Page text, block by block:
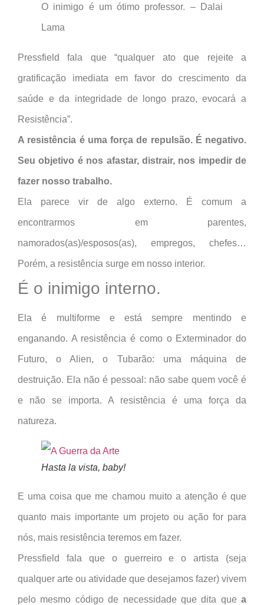
O inimigo é um ótimo professor. – Dalai
Lama
Pressfield fala que “qualquer ato que rejeite a
gratificação imediata em favor do crescimento da
saúde e da integridade de longo prazo, evocará a
Resistência”.
A resistência é uma força de repulsão. É negativo.
Seu objetivo é nos afastar, distrair, nos impedir de
fazer nosso trabalho.
Ela parece vir de algo externo. É comum a
encontrarmos em parentes,
namorados(as)/esposos(as), empregos, chefes…
Porém, a resistência surge em nosso interior.
É o inimigo interno.
Ela é multiforme e está sempre mentindo e
enganando. A resistência é como o Exterminador do
Futuro, o Alien, o Tubarão: uma máquina de
destruição. Ela não é pessoal: não sabe quem você é
e não se importa. A resistência é uma força da
natureza.
Hasta la vista, baby!
E uma coisa que me chamou muito a atenção é que
quanto mais importante um projeto ou ação for para
nós, mais resistência teremos em fazer.
Pressfield fala que o guerreiro e o artista (seja
qualquer arte ou atividade que desejamos fazer) vivem
pelo mesmo código de necessidade que dita que a